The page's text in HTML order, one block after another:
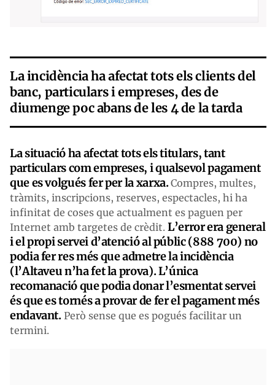
La incidència ha afectat tots els clients del
banc, particulars i empreses, des de
diumenge poc abans de les 4 de la tarda
La situació ha afectat tots els titulars, tant
particulars com empreses, i qualsevol pagament
que es volgués fer per la xarxa.Compres, multes,
tràmits, inscripcions, reserves, espectacles, hi ha
infinitat de coses que actualment es paguen per
Internet amb targetes de crèdit. L’error era general
i el propi servei d’atenció al públic (888 700) no
podia fer res més que admetre la incidència
(l’Altaveu n’ha fet la prova). L’única
recomanació que podia donar l’esmentat servei
és que es tornés a provar de fer el pagament més
endavant.Però sense que es pogués facilitar un
termini.